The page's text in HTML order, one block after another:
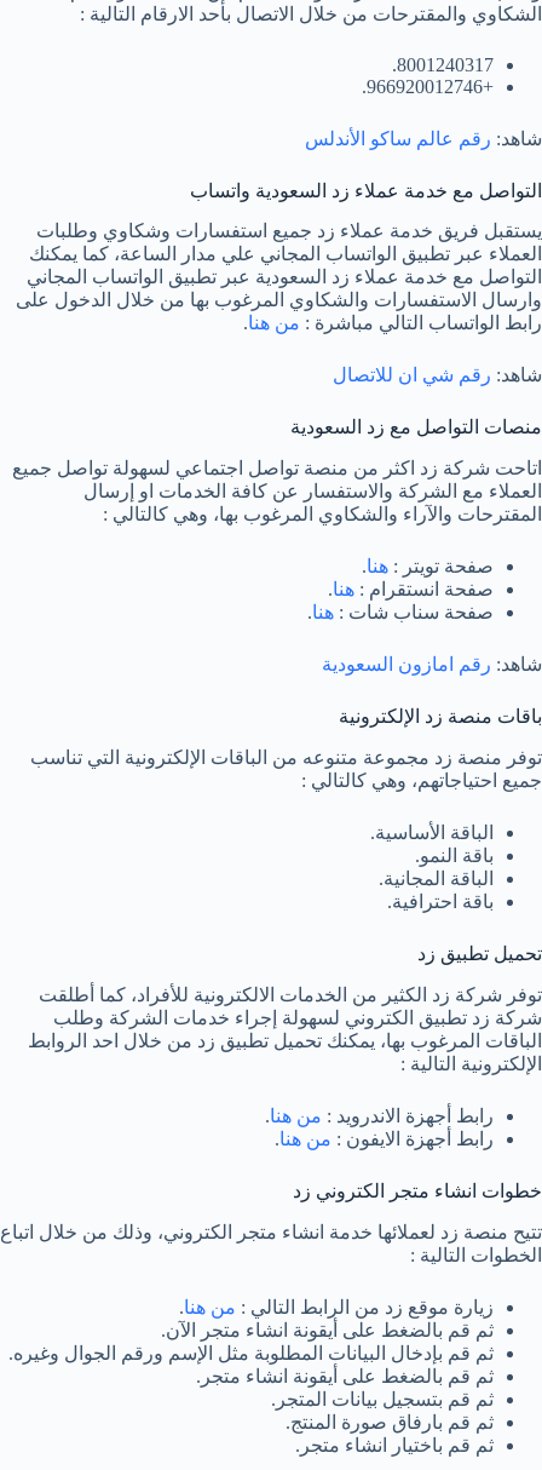
الشكاوي والمقترحات من خلال الاتصال بأحد الارقام التالية :
8001240317.
+966920012746.
شاهد: رقم عالم ساكو الأندلس
التواصل مع خدمة عملاء زد السعودية واتساب
يستقبل فريق خدمة عملاء زد جميع استفسارات وشكاوي وطلبات
العملاء عبر تطبيق الواتساب المجاني علي مدار الساعة، كما يمكنك
التواصل مع خدمة عملاء زد السعودية عبر تطبيق الواتساب المجاني
وارسال الاستفسارات والشكاوي المرغوب بها من خلال الدخول على
رابط الواتساب التالي مباشرة : من هنا.
شاهد: رقم شي ان للاتصال
منصات التواصل مع زد السعودية
اتاحت شركة زد اكثر من منصة تواصل اجتماعي لسهولة تواصل جميع
العملاء مع الشركة والاستفسار عن كافة الخدمات او إرسال
المقترحات والآراء والشكاوي المرغوب بها، وهي كالتالي :
صفحة تويتر : هنا.
صفحة انستقرام : هنا.
صفحة سناب شات : هنا.
شاهد: رقم امازون السعودية
باقات منصة زد الإلكترونية
توفر منصة زد مجموعة متنوعه من الباقات الإلكترونية التي تناسب
جميع احتياجاتهم، وهي كالتالي :
الباقة الأساسية.
باقة النمو.
الباقة المجانية.
باقة احترافية.
تحميل تطبيق زد
توفر شركة زد الكثير من الخدمات الالكترونية للأفراد، كما أطلقت
شركة زد تطبيق الكتروني لسهولة إجراء خدمات الشركة وطلب
الباقات المرغوب بها، يمكنك تحميل تطبيق زد من خلال احد الروابط
الإلكترونية التالية :
رابط أجهزة الاندرويد : من هنا.
رابط أجهزة الايفون : من هنا.
خطوات انشاء متجر الكتروني زد
تتيح منصة زد لعملائها خدمة انشاء متجر الكتروني، وذلك من خلال اتباع
الخطوات التالية :
زيارة موقع زد من الرابط التالي : من هنا.
ثم قم بالضغط على أيقونة انشاء متجر الآن.
ثم قم بإدخال البيانات المطلوبة مثل الإسم ورقم الجوال وغيره.
ثم قم بالضغط على أيقونة انشاء متجر.
ثم قم بتسجيل بيانات المتجر.
ثم قم بارفاق صورة المنتج.
ثم قم باختيار انشاء متجر.